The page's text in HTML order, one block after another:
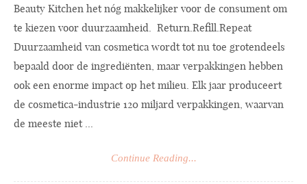
Beauty Kitchen het nóg makkelijker voor de consument om
te kiezen voor duurzaamheid. Return.Refill.Repeat
Duurzaamheid van cosmetica wordt tot nu toe grotendeels
bepaald door de ingrediënten, maar verpakkingen hebben
ook een enorme impact op het milieu. Elk jaar produceert
de cosmetica-industrie 120 miljard verpakkingen, waarvan
de meeste niet ...
Continue Reading...